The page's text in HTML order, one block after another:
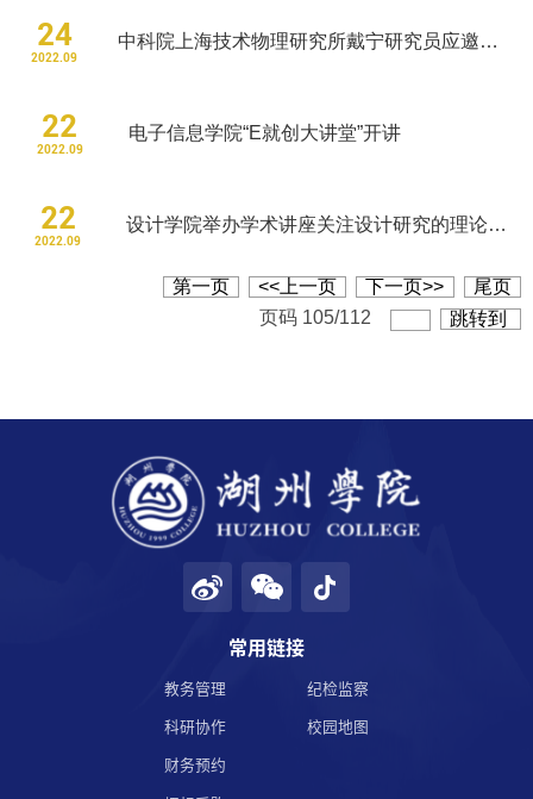
24
2022.09
中科院上海技术物理研究所戴宁研究员应邀来我校讲学
22
2022.09
电子信息学院“E就创大讲堂”开讲
22
2022.09
设计学院举办学术讲座关注设计研究的理论逻辑
第一页 <<上一页 下一页>>
尾页
页码 105/112 跳转到
常用链接
教务管理
科研协作
财务预约
纪检监察
校园地图